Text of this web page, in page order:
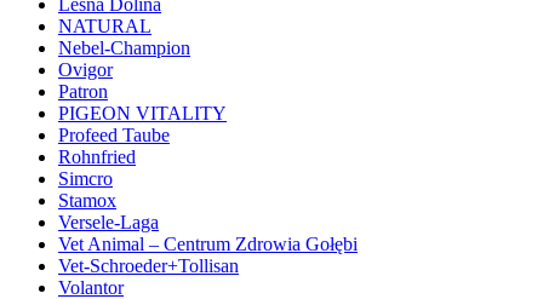
Leśna Dolina
NATURAL
Nebel-Champion
Ovigor
Patron
PIGEON VITALITY
Profeed Taube
Rohnfried
Simcro
Stamox
Versele-Laga
Vet Animal – Centrum Zdrowia Gołębi
Vet-Schroeder+Tollisan
Volantor